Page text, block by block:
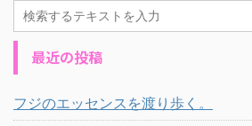
最近の投稿
フジのエッセンスを渡り歩く。